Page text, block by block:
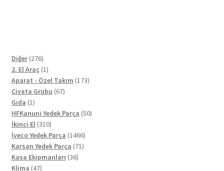
Diğer 276276
ürün
2. El Araç 11
ürün
Aparat - Özel Takım 173173
Civata Grubu 6767
Gıda 11
ürün
HFKanuni Yedek Parça 5050
İkinci El 310310
ürün
İveco Yedek Parça 14661466
ürün
Karsan Yedek Parça 7171
Kasa Ekipmanları 3636
Klima 4747